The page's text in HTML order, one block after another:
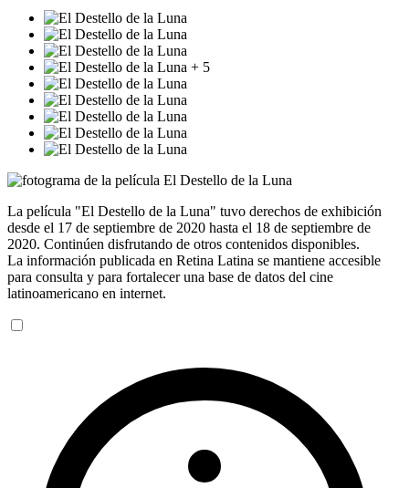
+ 5
La película "El Destello de la Luna" tuvo derechos de exhibición
desde el 17 de septiembre de 2020 hasta el 18 de septiembre de
2020. Continúen disfrutando de otros contenidos disponibles.
La información publicada en Retina Latina se mantiene accesible
para consulta y para fortalecer una base de datos del cine
latinoamericano en internet.